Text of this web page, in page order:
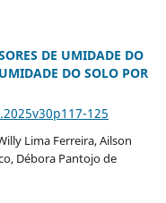
DE UMIDADE DO
DO SOLO POR
125
Lima Ferreira, Ailson
Débora Pantojo de